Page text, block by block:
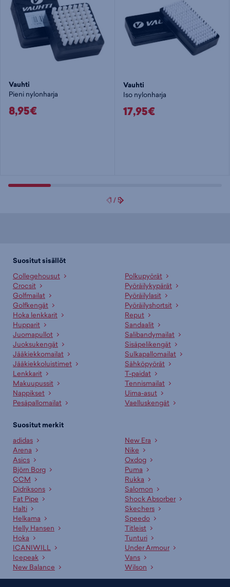
Vauhti
Pieni nylonharja
8,95€
Vauhti
Iso nylonharja
17,95€
1 /5
Suositut sisällöt
Collegehousut
Crocsit
Golfmailat
Golfkengät
Hoka lenkkarit
Hupparit
Juomapullot
Juoksukengät
Jääkiekkomailat
Jääkiekkoluistimet
Lenkkarit
Makuupussit
Nappikset
Pesäpallomailat
Polkupyörät
Pyöräilykypärät
Pyöräilylasit
Pyöräilyshortsit
Reput
Sandaalit
Salibandymailat
Sisäpelikengät
Sulkapallomailat
Sähköpyörät
T-paidat
Tennismailat
Uima-asut
Vaelluskengät
Suositut merkit
adidas
Arena
Asics
Björn Borg
CCM
Didriksons
Fat Pipe
Halti
Helkama
Helly Hansen
Hoka
ICANIWILL
Icepeak
New Balance
New Era
Nike
Oxdog
Puma
Rukka
Salomon
Shock Absorber
Skechers
Speedo
Titleist
Tunturi
Under Armour
Vans
Wilson